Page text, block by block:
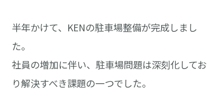
半年かけて、KENの駐車場整備が完成しまし
た。
社員の増加に伴い、駐車場問題は深刻化してお
り解決すべき課題の一つでした。